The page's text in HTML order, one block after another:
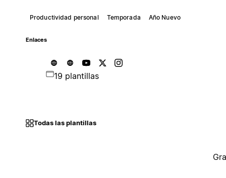
Productividad personal Temporada Año Nuevo
Enlaces
19 plantillas
Todas las plantillas